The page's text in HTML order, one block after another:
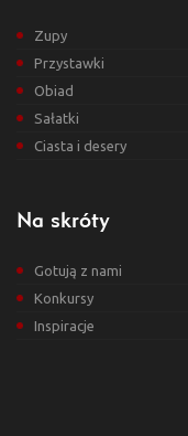
Zupy
Przystawki
Obiad
Sałatki
Ciasta i desery
Na skróty
Gotują z nami
Konkursy
Inspiracje